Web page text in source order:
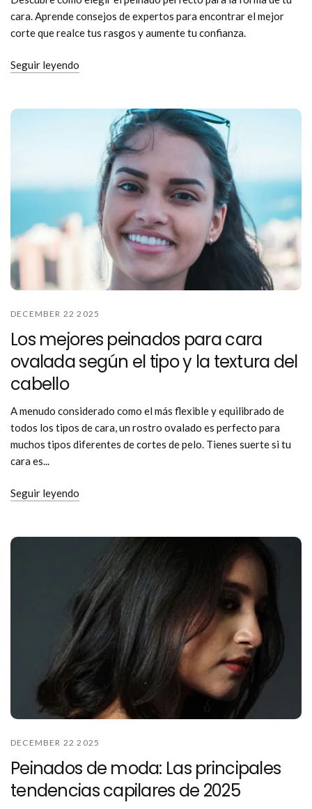
cara. Aprende consejos de expertos para encontrar el mejor
corte que realce tus rasgos y aumente tu confianza.
Seguir leyendo
DECEMBER 22 2025
Los mejores peinados para cara
ovalada según el tipo y la textura del
cabello
A menudo considerado como el más flexible y equilibrado de
todos los tipos de cara, un rostro ovalado es perfecto para
muchos tipos diferentes de cortes de pelo. Tienes suerte si tu
cara es...
Seguir leyendo
DECEMBER 22 2025
Peinados de moda: Las principales
tendencias capilares de 2025